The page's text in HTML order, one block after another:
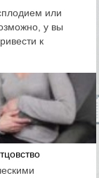
или
у вы
к